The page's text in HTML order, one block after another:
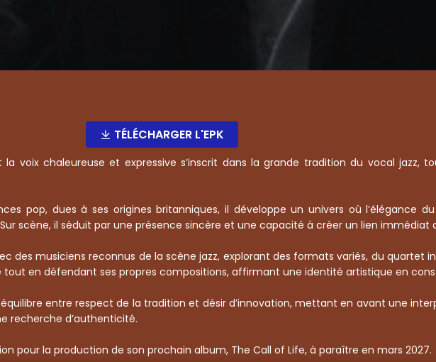
TÉLÉCHARGER L'EPK
voix chaleureuse et expressive s’inscrit dans la grande tradition du vocal jazz,
pop, dues à ses origines britanniques, il développe un univers où l’élégance
scène, il séduit par une présence sincère et une capacité à créer un lien immédiat
des musiciens reconnus de la scène jazz, explorant des formats variés, du quartet
tout en défendant ses propres compositions, affirmant une identité artistique en
entre respect de la tradition et désir d’innovation, mettant en avant une
recherche d’authenticité.
pour la production de son prochain album, The Call of Life, à paraître en mars 2027.